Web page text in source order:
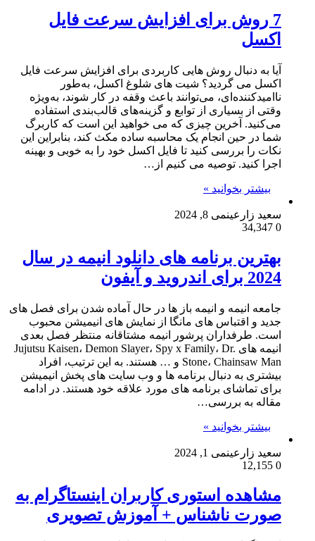
7 روش برای افزایش سرعت فایل
اکسل
آیا به دنبال روش هایی کاربردی برای افزایش سرعت فایل
اکسل می گردید؟ شیت های شلوغ اکسل، به‌طور
ناامیدکننده‌ای، می‌توانند باعث وقفه در کار شوند، به‌ویژه
وقتی از بسیاری از توابع و گزینه‌های قالب‌بندی استفاده
می‌کنید. آخرین چیزی که می خواهید این است که کاربرگ
شما در حین انجام یک محاسبه ساده مکث کند، بنابراین این
نکات را بررسی کنید تا فایل اکسل خود را به خوبی و بهینه
اجرا کنید. توصیه می کنیم از…
بیشتر بخوانید »
سعید زارعینمی 8, 2024
0
بهترین برنامه های دانلود انیمه در سال
2024 برای اندروید و آیفون
جامعه انیمه و انیمه باز ها در حال آماده شدن برای فصل های
جدید و اقتباس های مانگا از نمایش های انیمیشن محبوب
است. طرفداران پرشور انیمه مشتاقانه منتظر فصل بعدی
انیمه های Jujutsu Kaisen، Demon Slayer، Spy x Family، Dr.
Stone، Chainsaw Man و … هستند. به این ترتیب، افراد
بیشتری به دنبال برنامه ها و وب سایت های پخش انیمیشن
برای تماشای برنامه های مورد علاقه خود هستند. در ادامه
مقاله به بررسی…
بیشتر بخوانید »
سعید زارعینمی 1, 2024
0
مشاهده استوری کاربران اینستاگرام به
صورت ناشناس + آموزش تصویری